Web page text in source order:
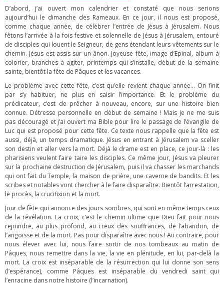
D’abord, j’ai ouvert mon calendrier et constaté que nous serions
aujourd’hui le dimanche des Rameaux. En ce jour, il nous est proposé,
comme chaque année, de célébrer l’entrée de Jésus à Jérusalem. Nous
fêtons l’arrivée à la fois festive et solennelle de Jésus à Jérusalem, entouré
de disciples qui louent le Seigneur, de gens étendant leurs vêtements sur le
chemin. Jésus est assis sur un ânon. Joyeuse fête, image d’Epinal, album à
colorier, branches à agiter, printemps qui s’installe, début de la semaine
sainte, bientôt la fête de Pâques et les vacances.
Le problème avec cette fête, c’est qu’elle revient chaque année… On finit
par s’y habituer, ne plus en saisir l’importance. Et le problème du
prédicateur, c’est de prêcher à nouveau, encore, sur une histoire bien
connue. Détresse personnelle en début de semaine ! Mais je ne me suis
pas découragé et j’ai ouvert ma Bible pour lire le passage de l’évangile de
Luc qui est proposé pour cette fête. Ce texte nous rappelle que la fête est
aussi, déjà, un temps dramatique. Jésus en entrant à Jérusalem va sceller
son destin et aller vers la mort. Déjà le drame est en place, ce jour-là : les
pharisiens veulent faire taire les disciples. Ce même jour, Jésus va pleurer
sur la prochaine destruction de Jérusalem, puis il va chasser les marchands
qui ont fait du Temple, la maison de prière, une caverne de bandits. Et les
scribes et notables vont chercher à le faire disparaître. Bientôt l’arrestation,
le procès, la crucifixion et la mort.
Jour de fête qui annonce des jours sombres, qui sont en même temps ceux
de la révélation. La croix, c’est le chemin ultime que Dieu fait pour nous
rejoindre, au plus profond, au creux des souffrances, de l’abandon, de
l’angoisse et de la mort. Pas pour disparaître avec nous ! Au contraire, pour
nous élever avec lui, nous faire sortir de nos tombeaux au matin de
Pâques, nous remettre dans la vie, la vie en plénitude, en lui, par-delà la
mort. La croix est inséparable de la résurrection qui lui donne son sens
(l’espérance), comme Pâques est inséparable du vendredi saint qui
l’enracine dans notre histoire (l’incarnation).